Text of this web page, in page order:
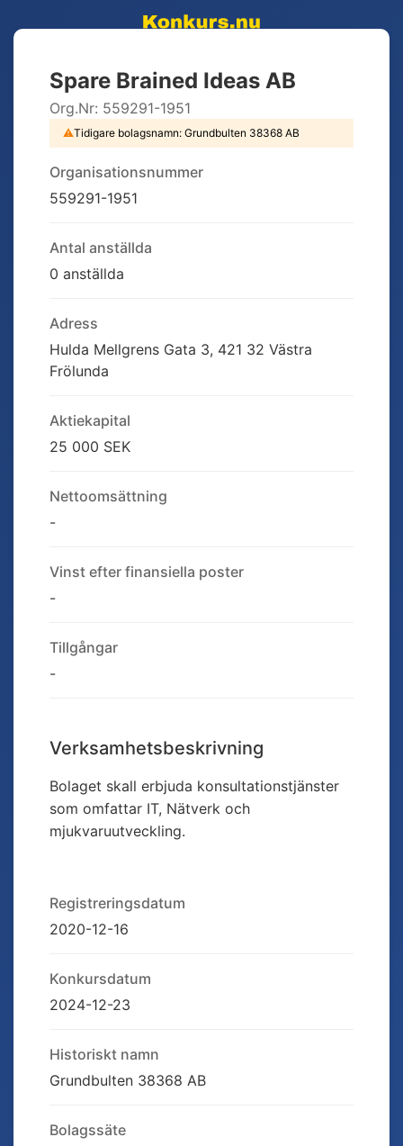
Spare Brained Ideas AB
Org.Nr: 559291-1951
⚠Tidigare bolagsnamn: Grundbulten 38368 AB
Organisationsnummer
559291-1951
Antal anställda
0 anställda
Adress
Hulda Mellgrens Gata 3, 421 32 Västra
Frölunda
Aktiekapital
25 000 SEK
Nettoomsättning
-
Vinst efter finansiella poster
-
Tillgångar
-
Verksamhetsbeskrivning
Bolaget skall erbjuda konsultationstjänster
som omfattar IT, Nätverk och
mjukvaruutveckling.
Registreringsdatum
2020-12-16
Konkursdatum
2024-12-23
Historiskt namn
Grundbulten 38368 AB
Bolagssäte